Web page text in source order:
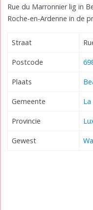
Rue du Marronnier lig in
Roche-en-Ardenne in de
Straat
Postcode
Plaats
Gemeente
Provincie
Gewest